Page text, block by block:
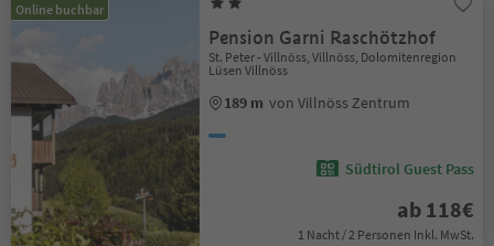
Online buchbar
Pension Garni Raschötzhof
St. Peter - Villnöss, Villnöss, Dolomitenregion
Lüsen Villnöss
189 m von Villnöss Zentrum
Südtirol Guest Pass
ab 118€
1 Nacht / 2 Personen Inkl. MwSt.